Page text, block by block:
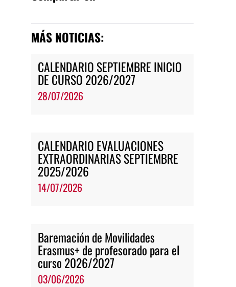
MÁS NOTICIAS:
CALENDARIO SEPTIEMBRE INICIO
DE CURSO 2026/2027
28/07/2026
CALENDARIO EVALUACIONES
EXTRAORDINARIAS SEPTIEMBRE
2025/2026
14/07/2026
Baremación de Movilidades
Erasmus+ de profesorado para el
curso 2026/2027
03/06/2026